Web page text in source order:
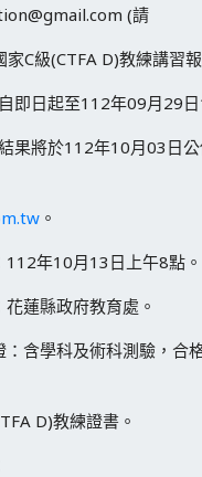
(請
C級(CTFA D)教練講習報
即日起至112年09月29日
果將於112年10月03日
。
112年10月13日上午8點。
蓮縣政府教育處。
含學科及術科測驗，合
D)教練證書。